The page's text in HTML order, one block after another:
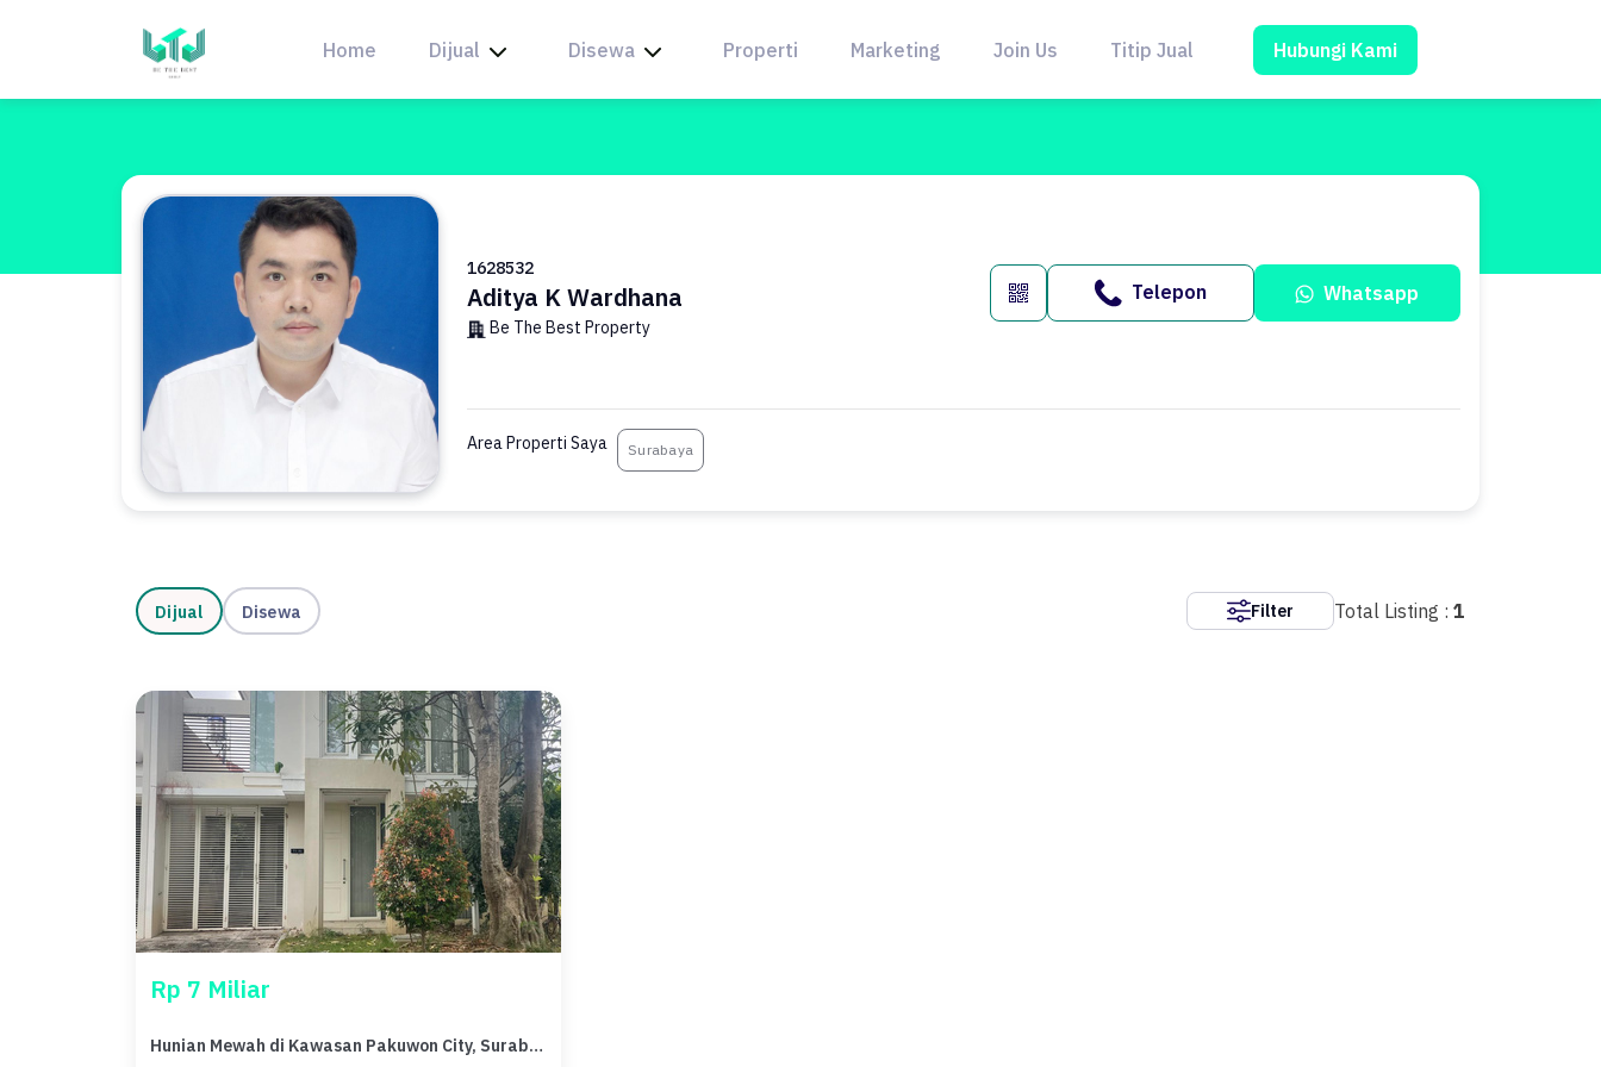
Home Dijual Disewa Properti Marketing Join Us Titip Jual BlogHubungi Kami
1628532
Aditya K Wardhana
Be The Best Property
Telepon Whatsapp
Area Properti Saya Surabaya
Dijual Disewa Filter Total Listing : 1
Rp 7 Miliar
Hunian Mewah di Kawasan Pakuwon City, Surabaya, LB 155m², Harga 7 Miliar